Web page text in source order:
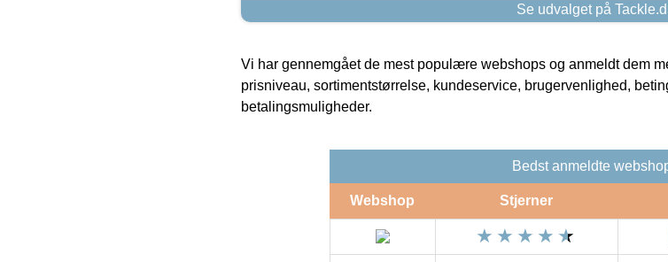
Se udvalget på
Vi har gennemgået de mest populære webshops og anmeldt dem
prisniveau, sortimentstørrelse, kundeservice, brugervenlighed,
betalingsmuligheder.
Bedst anmeldte
Webshop Stjerner